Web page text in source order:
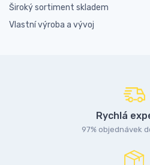
Široký sortiment skladem
Vlastní výroba a vývoj
Rychlá
97% objednávek